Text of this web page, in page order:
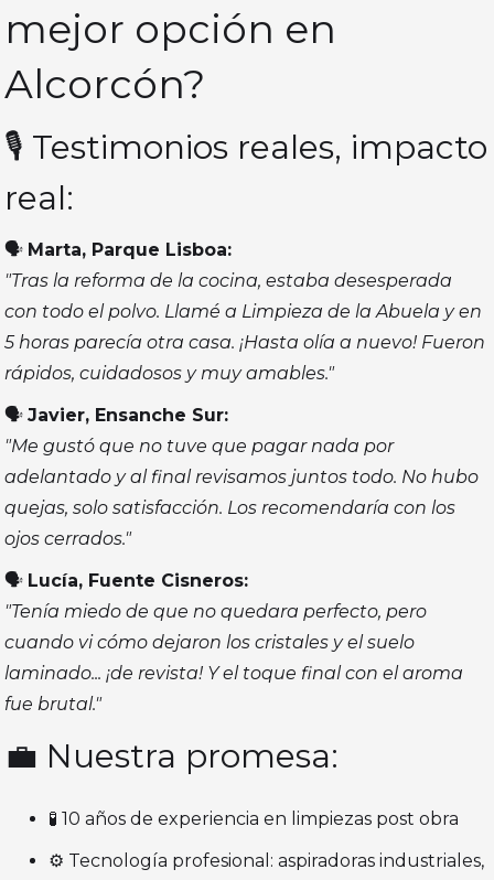
mejor opción en
Alcorcón?
🎙️ Testimonios reales, impacto
real:
🗣️ Marta, Parque Lisboa:
"Tras la reforma de la cocina, estaba desesperada
con todo el polvo. Llamé a Limpieza de la Abuela y en
5 horas parecía otra casa. ¡Hasta olía a nuevo! Fueron
rápidos, cuidadosos y muy amables."
🗣️Javier, Ensanche Sur:
"Me gustó que no tuve que pagar nada por
adelantado y al final revisamos juntos todo. No hubo
quejas, solo satisfacción. Los recomendaría con los
ojos cerrados."
🗣️ Lucía, Fuente Cisneros:
"Tenía miedo de que no quedara perfecto, pero
cuando vi cómo dejaron los cristales y el suelo
laminado... ¡de revista! Y el toque final con el aroma
fue brutal."
💼 Nuestra promesa:
🧪 10 años de experiencia en limpiezas post obra
⚙️ Tecnología profesional: aspiradoras industriales,